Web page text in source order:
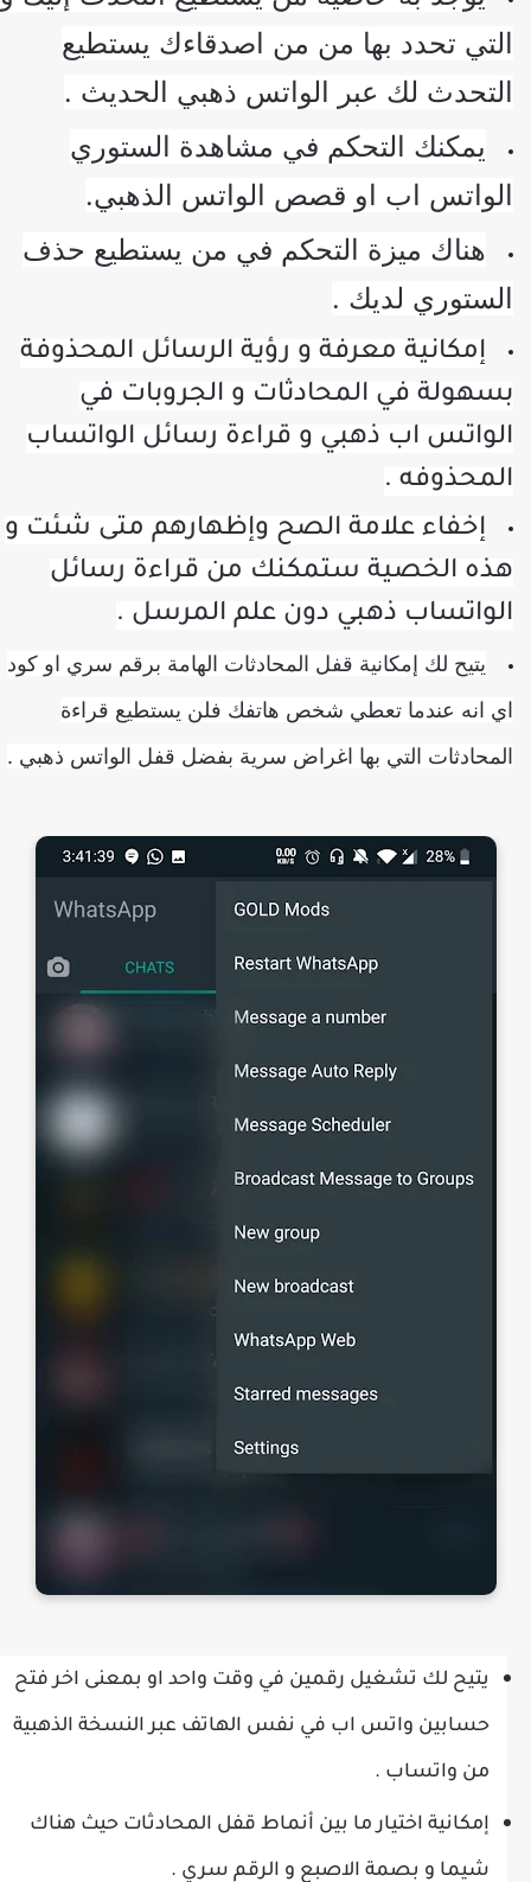
تحدد بها من من اصدقاءك يستطيع
لك عبر الواتس ذهبي الحديث .
يمكنك التحكم في مشاهدة الستوري
اب او قصص الواتس الذهبي.
هناك ميزة التحكم في من يستطيع حذف
لديك .
إمكانية معرفة و رؤية الرسائل المحذوفة
في المحادثات و الجروبات في
اب ذهبي و قراءة رسائل الواتساب
.
إخفاء علامة الصح وإظهارهم متى شئت و
الخصية ستمكنك من قراءة رسائل
ذهبي دون علم المرسل .
يتيح لك إمكانية قفل المحادثات الهامة برقم سري او كود
انه عندما تعطي شخص هاتفك فلن يستطيع قراءة
التي بها اغراض سرية بفضل قفل الواتس ذهبي .
يتيح لك تشغيل رقمين في وقت واحد او بمعنى اخر فتح
حسابين واتس اب في نفس الهاتف عبر النسخة الذهبية
من واتساب .
إمكانية اختيار ما بين أنماط قفل المحادثات حيث هناك
شيما و بصمة الاصبع و الرقم سري .